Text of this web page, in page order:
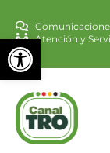
Abrir
Atención y